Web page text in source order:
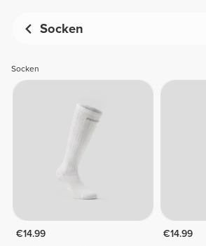
Socken
Socken
€14.99
€14.99